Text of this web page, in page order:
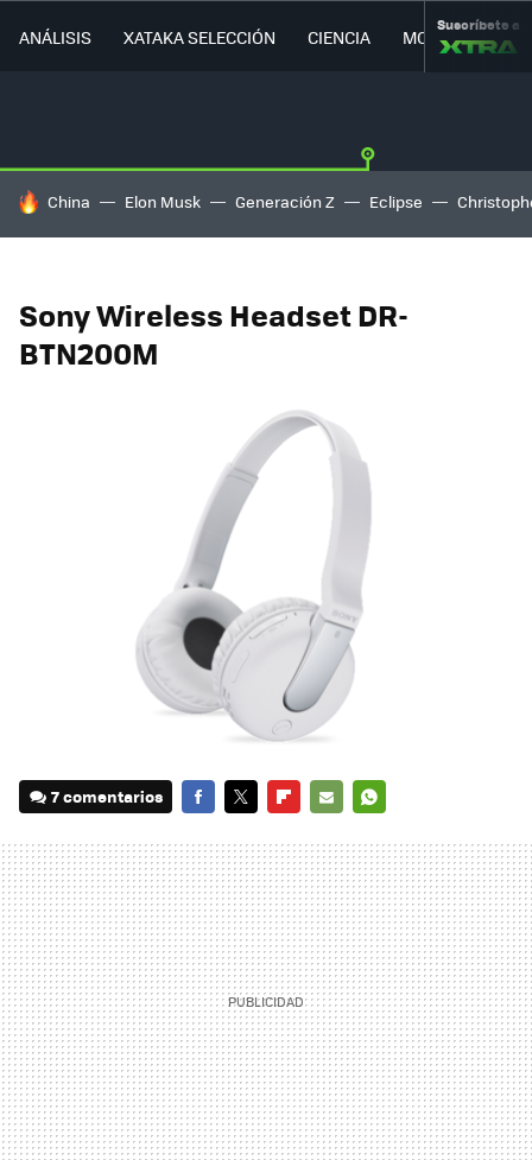
ANÁLISIS XATAKA SELECCIÓN CIENCIA MOVILIDAD
Suscríbete a
HOY SE HABLA DE
China Elon Musk Generación Z Eclipse
Sony Wireless Headset DR-
BTN200M
7 comentarios
MAIL